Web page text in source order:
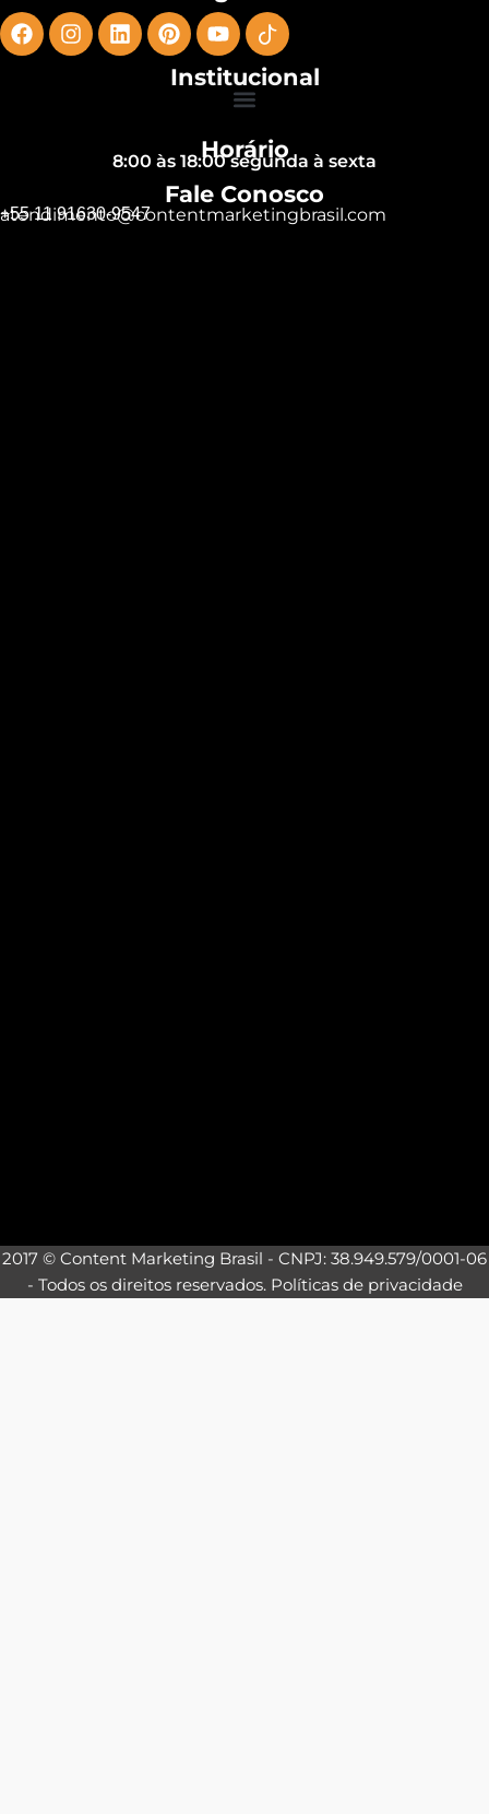
Institucional
Horário
8:00 às 18:00 segunda à sexta
Fale Conosco
+55 11 91630-9547
atendimento@contentmarketingbrasil.com
2017 © Content Marketing Brasil - CNPJ: 38.949.579/0001-06
- Todos os direitos reservados. Políticas de privacidade